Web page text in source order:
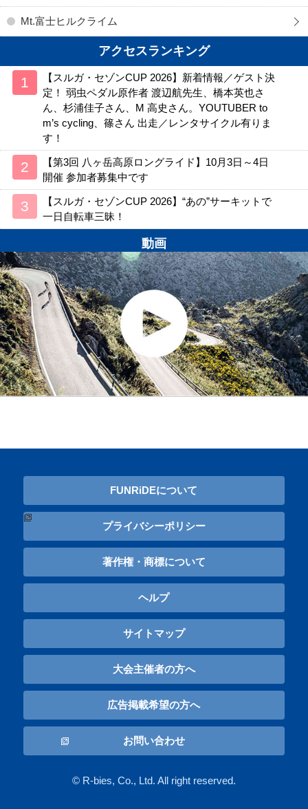
Mt.富士ヒルクライム
アクセスランキング
【スルガ・セゾンCUP 2026】新着情報／ゲスト決
定！ 弱虫ペダル原作者 渡辺航先生、橋本英也さ
ん、杉浦佳子さん、M 高史さん。YOUTUBER to
m’s cycling、篠さん 出走／レンタサイクル有りま
す！
【第3回 八ヶ岳高原ロングライド】10月3日～4日
開催 参加者募集中です
【スルガ・セゾンCUP 2026】“あの”サーキットで
一日自転車三昧！
動画
FUNRiDEについて
プライバシーポリシー
著作権・商標について
ヘルプ
サイトマップ
大会主催者の方へ
広告掲載希望の方へ
お問い合わせ
© R-bies, Co., Ltd. All right reserved.